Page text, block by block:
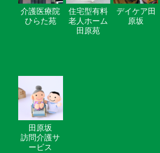
介護医療院
ひらた苑
住宅型有料
老人ホーム
田原苑
デイケア田
原坂
田原坂
訪問介護サ
ービス